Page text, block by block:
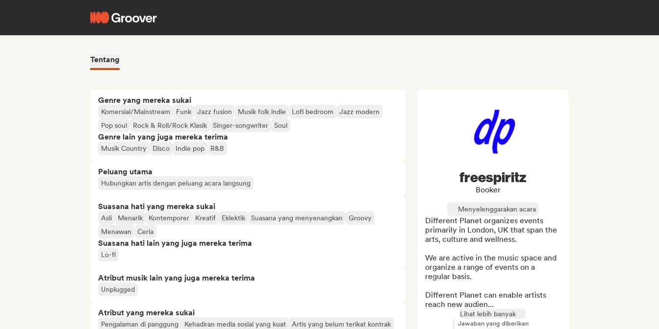
Tentang
Genre yang mereka sukai
Komersial/Mainstream Funk Jazz fusion Musik folk indie Lofi bedroom
Jazz modern
Pop soul
Rock & Roll/Rock Klasik Singer-songwriter Soul
Genre lain yang juga mereka terima
Musik Country Disco Indie pop R&B
Peluang utama
Hubungkan artis dengan peluang acara langsung
Suasana hati yang mereka sukai
Asli Menarik Kontemporer Kreatif Eklektik Suasana yang menyenangkan
Groovy
Menawan
Ceria
Suasana hati lain yang juga mereka terima
Lo-fi
Atribut musik lain yang juga mereka terima
Unplugged
Atribut yang mereka sukai
Pengalaman di panggung Kehadiran media sosial yang kuat Artis yang belum terikat kontrak
freespiritz
Booker
Menyelenggarakan acara
Different Planet organizes events
primarily in London, UK that span the
arts, culture and wellness.
We are active in the music space and
organize a range of events on a
regular basis.
Different Planet can enable artists
reach new audien...
Lihat lebih banyak
Jawaban yang diberikan